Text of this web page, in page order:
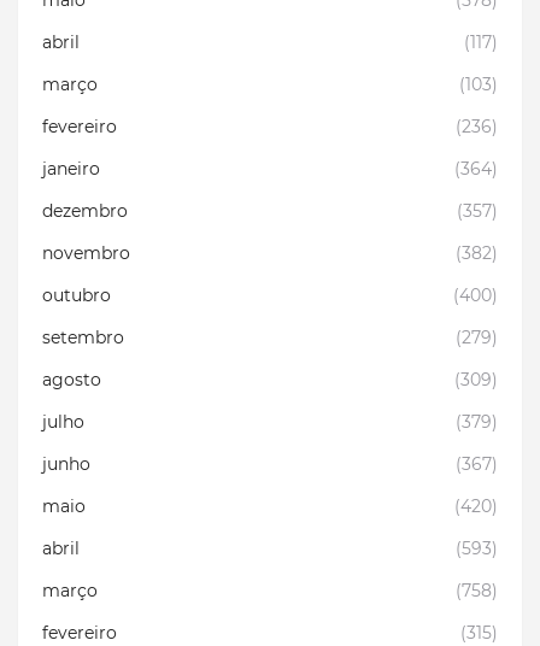
abril
(117)
março
(103)
fevereiro
(236)
janeiro
(364)
dezembro
(357)
novembro
(382)
outubro
(400)
setembro
(279)
agosto
(309)
julho
(379)
junho
(367)
maio
(420)
abril
(593)
março
(758)
fevereiro
(315)